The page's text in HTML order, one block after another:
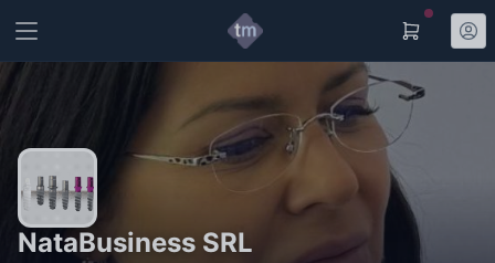
NataBusiness SRL